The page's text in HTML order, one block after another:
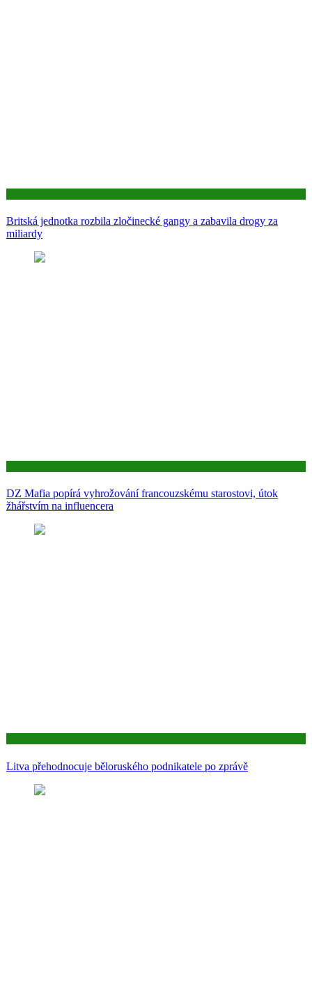
Britská jednotka rozbila zločinecké gangy a zabavila drogy za
miliardy
DZ Mafia popírá vyhrožování francouzskému starostovi, útok
žhářstvím na influencera
Litva přehodnocuje běloruského podnikatele po zprávě